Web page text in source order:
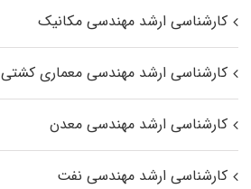
کارشناسی ارشد مهندسی مکانیک
کارشناسی ارشد مهندسی معماری کشتی
کارشناسی ارشد مهندسی معدن
کارشناسی ارشد مهندسی نفت